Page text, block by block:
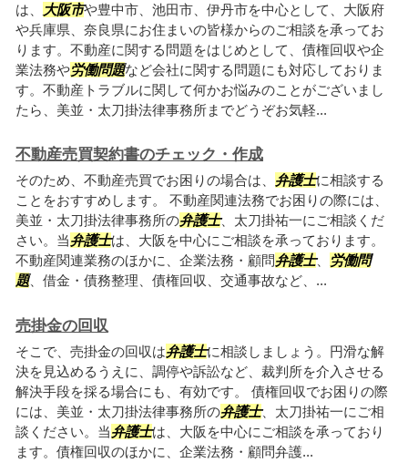
は、 大阪市や豊中市、池田市、伊丹市を中心として、大阪府
や兵庫県、奈良県にお住まいの皆様からのご相談を承ってお
ります。不動産に関する問題をはじめとして、債権回収や企
業法務や労働問題など会社に関する問題にも対応しておりま
す。不動産トラブルに関して何かお悩みのことがございまし
たら、美並・太刀掛法律事務所までどうぞお気軽...
不動産売買契約書のチェック・作成
そのため、不動産売買でお困りの場合は、 弁護士に相談する
ことをおすすめします。 不動産関連法務でお困りの際には、
美並・太刀掛法律事務所の弁護士、太刀掛祐一にご相談くだ
さい。当弁護士は、大阪を中心にご相談を承っております。
不動産関連業務のほかに、企業法務・顧問弁護士、
労働問
題、借金・債務整理、債権回収、交通事故など、...
売掛金の回収
そこで、売掛金の回収は弁護士に相談しましょう。円滑な解
決を見込めるうえに、調停や訴訟など、裁判所を介入させる
解決手段を採る場合にも、有効です。 債権回収でお困りの際
には、美並・太刀掛法律事務所の弁護士、太刀掛祐一にご相
談ください。当弁護士は、大阪を中心にご相談を承っており
ます。債権回収のほかに、企業法務・顧問弁護...